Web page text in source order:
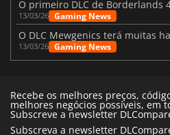
13/03/26 Gaming News
O DLC Mewgenics terá muitas
13/03/26 Gaming News
Recebe os melhores preços,
melhores negócios possíveis, em
Subscreve a newsletter
Subscreva a newsletter